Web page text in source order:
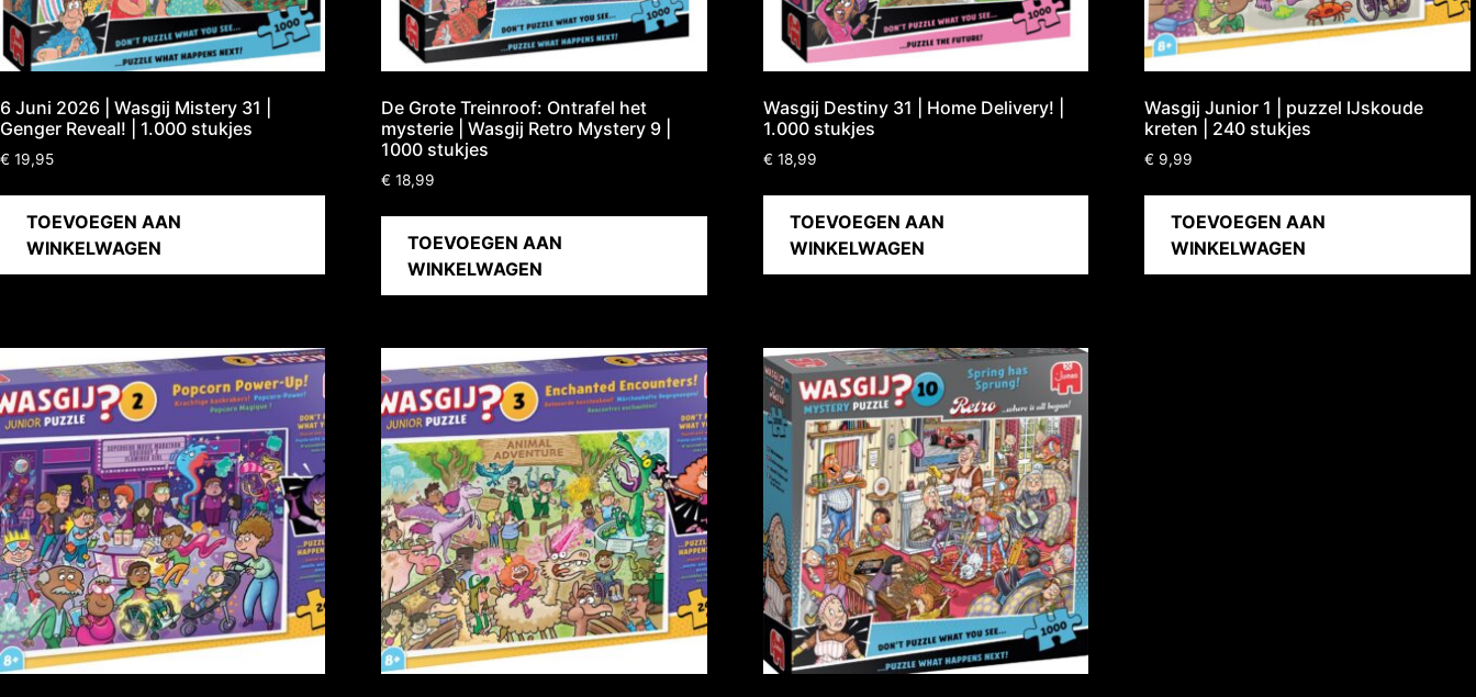
6 Juni 2026 | Wasgij Mistery 31 |
Genger Reveal! | 1.000 stukjes
€ 19,95
TOEVOEGEN AAN
WINKELWAGEN
De Grote Treinroof: Ontrafel het
mysterie | Wasgij Retro Mystery 9 |
1000 stukjes
€ 18,99
TOEVOEGEN AAN
WINKELWAGEN
Wasgij Destiny 31 | Home Delivery! |
1.000 stukjes
€ 18,99
TOEVOEGEN AAN
WINKELWAGEN
Wasgij Junior 1 | puzzel IJskoude
kreten | 240 stukjes
€ 9,99
TOEVOEGEN AAN
WINKELWAGEN